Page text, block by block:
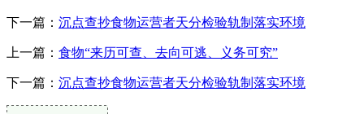
下一篇： 沉点查抄食物运营者天分检验轨制落实环境
上一篇： 食物“来历可查、去向可逃、义务可究”
下一篇： 沉点查抄食物运营者天分检验轨制落实环境